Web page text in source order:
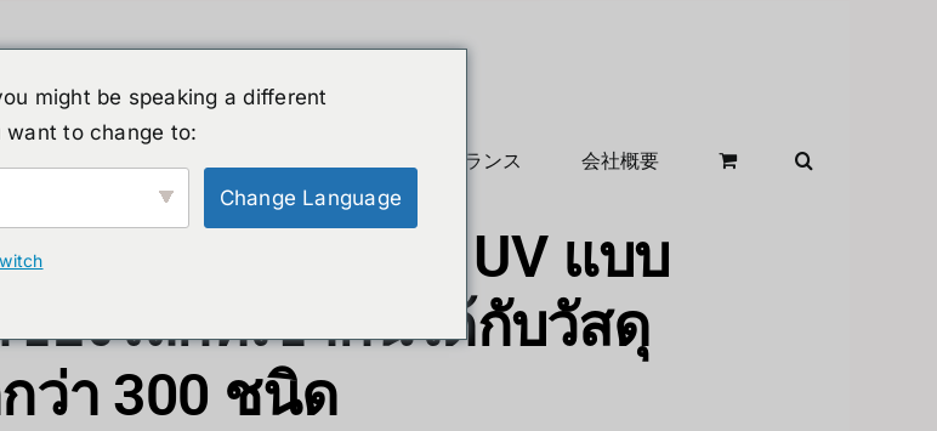
クリアランス 会社概要
E1: เครื่องพิมพ์ UV แบบ
องโลกที่เข้ากันได้กับวัสดุ
ว่า 300 ชนิด
might be speaking a different
want to change to:
Change Language